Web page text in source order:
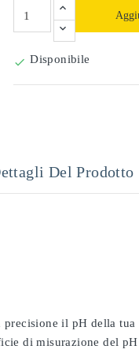
 Disponibile
Del Prodotto
il pH della
di misurazione del